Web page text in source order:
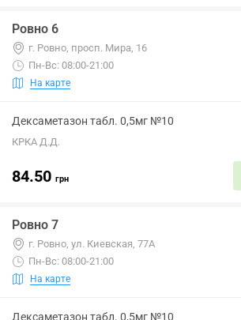
Ровно 6
г. Ровно, просп. Мира, 16
Пн-Вс: 08:00-21:00
На карте
Дексаметазон табл. 0,5мг №10
КРКА Д.Д.
84.50 грн
Ровно 7
г. Ровно, ул. Киевская, 77А
Пн-Вс: 08:00-21:00
На карте
Дексаметазон табл. 0,5мг №10